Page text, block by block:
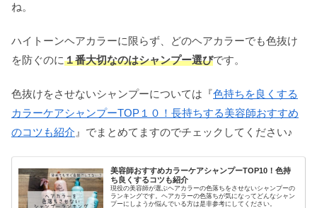
ね。
ハイトーンヘアカラーに限らず、どのヘアカラーでも色抜け
を防ぐのに１番大切なのはシャンプー選びです。
色抜けをさせないシャンプーについては『色持ちを良くする
カラーケアシャンプーTOP１０！長持ちする美容師おすすめ
のコツも紹介 』でまとめてますのでチェックしてください♪
美容師おすすめカラーケアシャンプーTOP10！色持
ち良くするコツも紹介
現役の美容師が選ぶヘアカラーの色落ちをさせないシャンプーの
ランキングです。ヘアカラーの色落ちが気になってどんなシャン
プーにしようか悩んでいる方は是非参考にしてください。